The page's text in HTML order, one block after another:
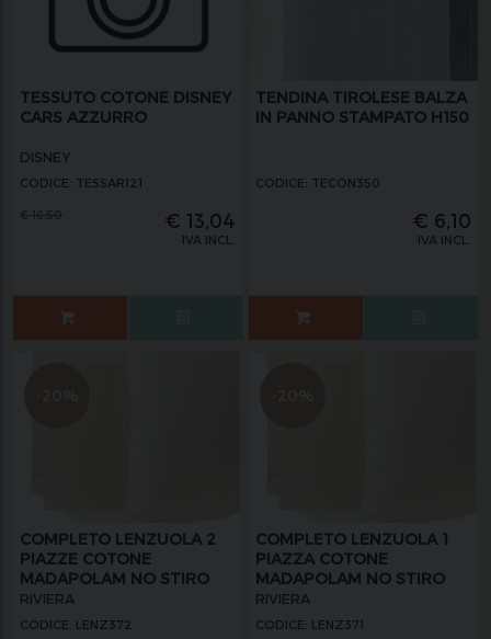
TESSUTO COTONE DISNEY
CARS AZZURRO
DISNEY
CODICE: TESSAR121
€ 13,04
IVA INCL.
TENDINA TIROLESE BALZA
IN PANNO STAMPATO H150
CODICE: TECON350
€ 6,10
IVA INCL.
COMPLETO LENZUOLA 2
PIAZZE COTONE
MADAPOLAM NO STIRO
FREEDOM
RIVIERA
CODICE: LENZ372
COMPLETO LENZUOLA 1
PIAZZA COTONE
MADAPOLAM NO STIRO
FREEDOM
RIVIERA
CODICE: LENZ371